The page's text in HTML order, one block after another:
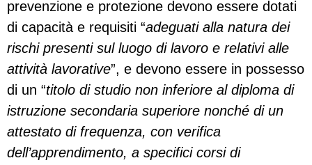
prevenzione e protezione devono essere dotati
di capacità e requisiti “adeguati alla natura dei
rischi presenti sul luogo di lavoro e relativi alle
attività lavorative”, e devono essere in possesso
di un “titolo di studio non inferiore al diploma di
istruzione secondaria superiore nonché di un
attestato di frequenza, con verifica
dell’apprendimento, a specifici corsi di